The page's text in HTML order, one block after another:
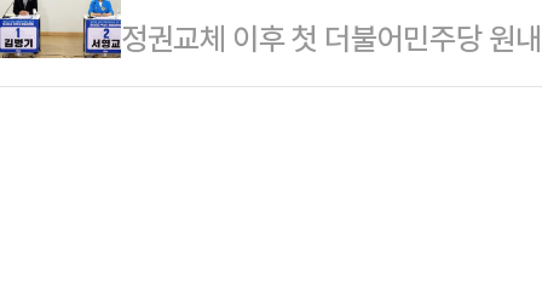
에 재직한 전형적인 특수통 검사"
혀있는 특수통 계보다. 특수…
정치권에서는 민주당이 대선 기간
점이 도래했다는 해석이 나온다. 다
정권교체 이후 첫 더불어민주당 원
원(기호순)이 민주당이 맡고 있는